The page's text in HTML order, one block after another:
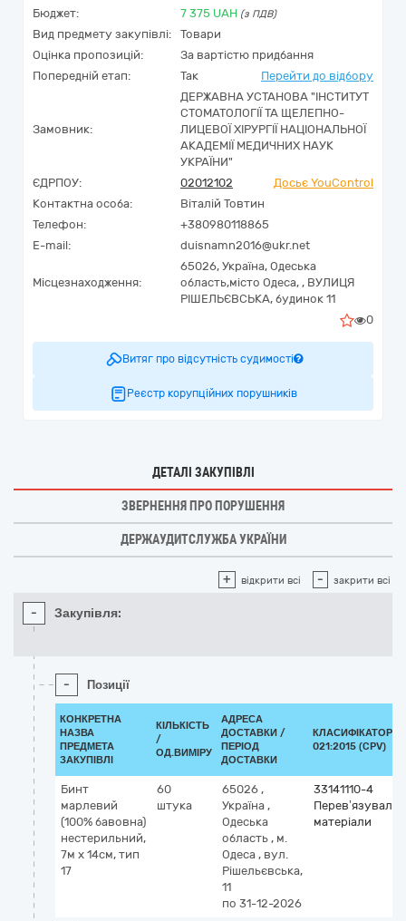
Бюджет: 7 375 UAH (з ПДВ)
Вид предмету закупівлі:
Товари
Оцінка пропозицій:
За вартістю придбання
Попередній етап:
Так Перейти до відбору
Замовник:
ДЕРЖАВНА УСТАНОВА "ІНСТИТУТ
СТОМАТОЛОГІЇ ТА ЩЕЛЕПНО-
ЛИЦЕВОЇ ХІРУРГІЇ НАЦІОНАЛЬНОЇ
АКАДЕМІЇ МЕДИЧНИХ НАУК
УКРАЇНИ"
ЄДРПОУ:
02012102
Досьє YouControl
Контактна особа:
Віталій Товтин
Телефон:
+380980118865
E-mail:
duisnamn2016@ukr.net
Місцезнаходження:
65026, Україна, Одеська
область,місто Одеса, , ВУЛИЦЯ
РІШЕЛЬЄВСЬКА, будинок 11
0
Витяг про відсутність судимості
Реєстр корупційних порушників
ДЕТАЛІ ЗАКУПІВЛІ
ЗВЕРНЕННЯ ПРО ПОРУШЕННЯ
ДЕРЖАУДИТСЛУЖБА УКРАЇНИ
+ відкрити всі - закрити всі
- Закупівля:
- Позиції
КОНКРЕТНА
НАЗВА
ПРЕДМЕТА
ЗАКУПІВЛІ
КІЛЬКІСТЬ
/
ОД.ВИМІРУ
АДРЕСА
ДОСТАВКИ /
ПЕРІОД
ДОСТАВКИ
КЛАСИФІКАТОР
021:2015 (CPV)
Бинт
марлевий
(100% бавовна)
нестерильний,
7м х 14см, тип
17
60
штука
65026 ,
Україна ,
Одеська
область , м.
Одеса , вул.
Рішельєвська,
11
по 31-12-2026
33141110-4
матеріали